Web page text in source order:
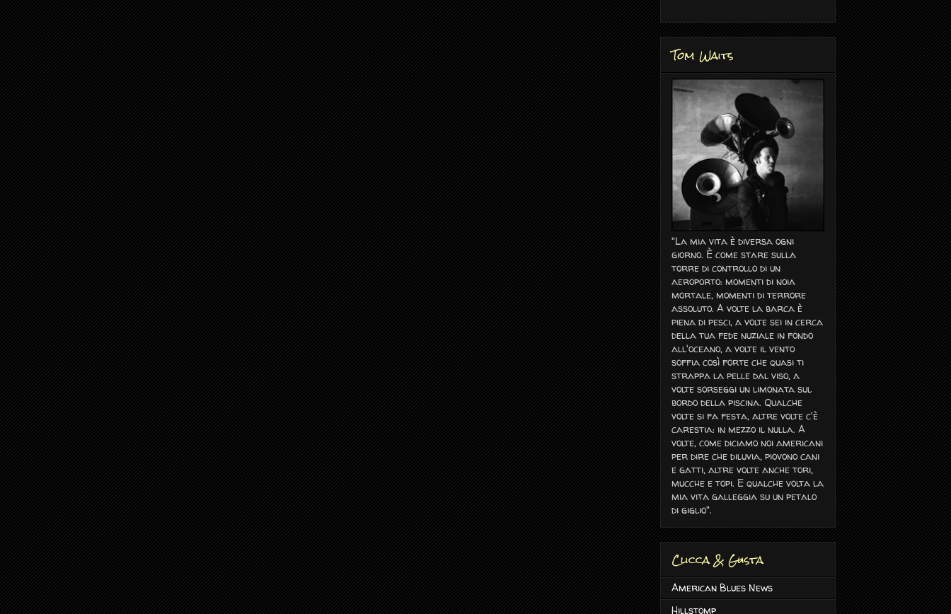
Tom Waits
"La mia vita è diversa ogni
giorno. È come stare sulla
torre di controllo di un
aeroporto: momenti di noia
mortale, momenti di terrore
assoluto. A volte la barca è
piena di pesci, a volte sei in cerca
della tua fede nuziale in fondo
all'oceano, a volte il vento
soffia così forte che quasi ti
strappa la pelle dal viso, a
volte sorseggi un limonata sul
bordo della piscina. Qualche
volte si fa festa, altre volte c'è
carestia: in mezzo il nulla. A
volte, come diciamo noi americani
per dire che diluvia, piovono cani
e gatti, altre volte anche tori,
mucche e topi. E qualche volta la
mia vita galleggia su un petalo
di giglio".
Clicca & Gusta
American Blues News
Hillstomp